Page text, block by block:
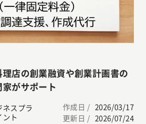
店の創業融資や創業計画書の
がサポート
スプラ
ント
作成日 / 2026/03/17
更新日 / 2026/07/24